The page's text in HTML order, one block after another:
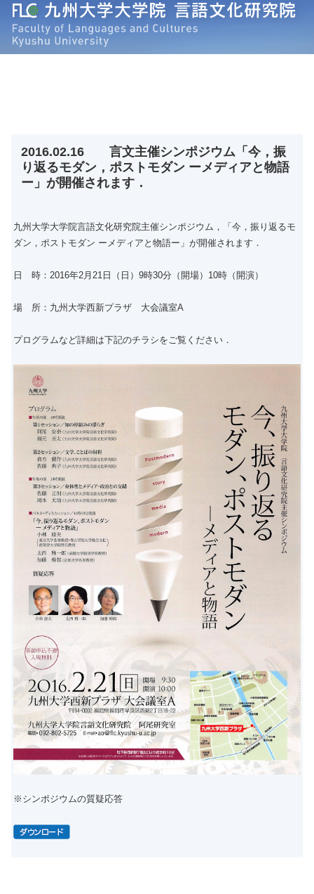
2016.02.16 言文主催シンポジウム「今，振
り返るモダン，ポストモダン ーメディアと物語
ー」が開催されます．
九州大学大学院言語文化研究院主催シンポジウム，「今，振り返るモ
ダン，ポストモダン ーメディアと物語ー」が開催されます．
日 時：2016年2月21日（日）9時30分（開場）10時（開演）
場 所：九州大学西新プラザ 大会議室A
プログラムなど詳細は下記のチラシをご覧ください．
※シンポジウムの質疑応答